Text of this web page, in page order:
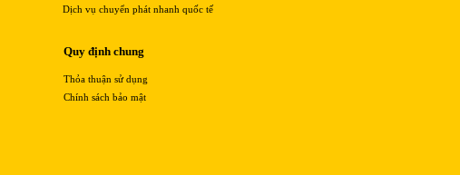
Dịch vụ chuyển phát nhanh quốc tế
Quy định chung
Thỏa thuận sử dụng
Chính sách bảo mật